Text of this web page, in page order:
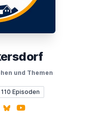
und Themen
110 Episoden
BlueskyYouTube